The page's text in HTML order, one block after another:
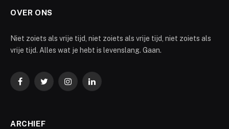
OVER ONS
Niet zoiets als vrije tijd, niet zoiets als vrije tijd, niet zoiets als
vrije tijd. Alles wat je hebt is levenslang. Gaan.
FacebookTwitterInstagramLinkedIn
ARCHIEF